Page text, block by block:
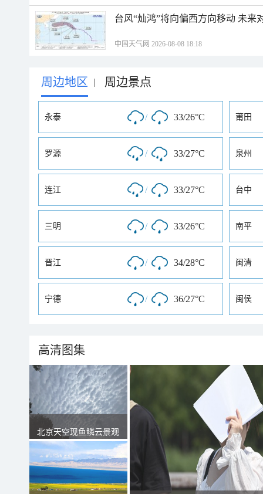
台风“灿鸿”将向偏西方向移动 未来
中国天气网 2026-08-08 18:18
周边地区 | 周边景点
永泰 / 33/26°C 莆田
罗源 / 33/27°C 泉州
连江 / 33/27°C 台中
三明 / 33/26°C 南平
晋江 / 34/28°C 闽清
宁德 / 36/27°C 闽侯
高清图集
北京天空现鱼鳞云景观